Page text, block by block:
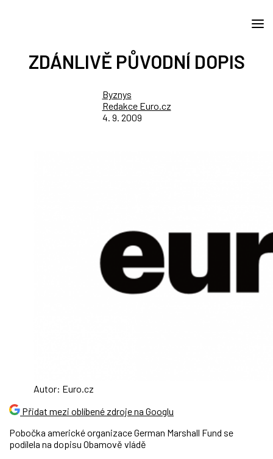
ZDÁNLIVĚ PŮVODNÍ DOPIS
Byznys
Redakce Euro.cz
4. 9. 2009
Autor: Euro.cz
Přidat mezi oblíbené zdroje na Googlu
Pobočka americké organizace German Marshall Fund se
podílela na dopisu Obamově vládě